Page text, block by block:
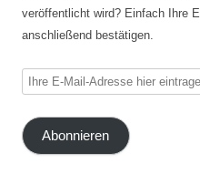
veröffentlicht wird? Einfach Ihre
anschließend bestätigen.
Ihre
Mail-
Adresse
Abonnieren